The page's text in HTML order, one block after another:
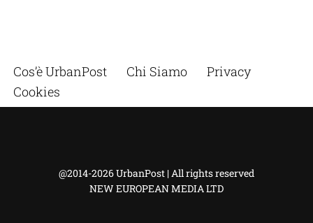
Cos’è UrbanPost Chi Siamo
Privacy
Cookies
@2014-2026 UrbanPost | All rights reserved
NEW EUROPEAN MEDIA LTD